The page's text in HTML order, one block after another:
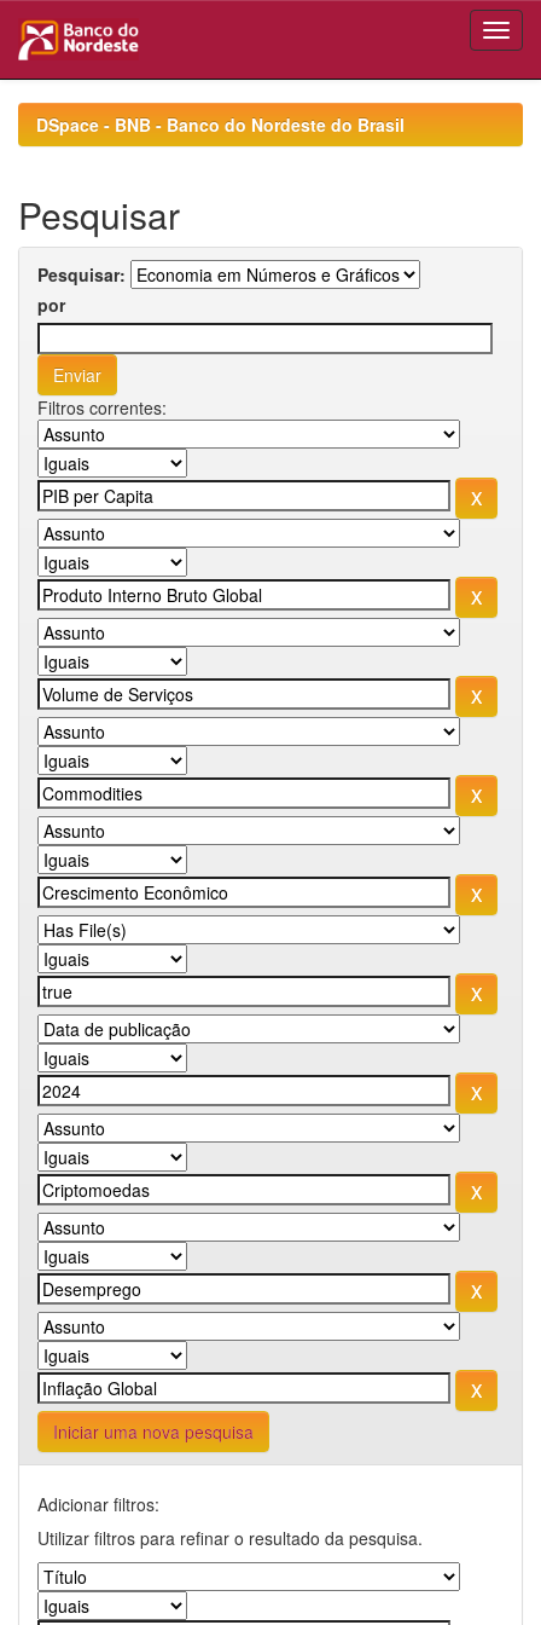
navigationDSpace - BNB - Banco do Nordeste do Brasil
Pesquisar
Pesquisar:
por
Filtros correntes:
Iniciar uma nova pesquisa
Adicionar filtros:
Utilizar filtros para refinar o resultado da pesquisa.